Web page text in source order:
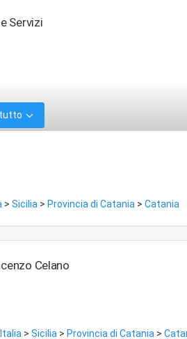
Servizi
> Sicilia > Provincia di Catania > Catania
Celano
Italia > Sicilia > Provincia di Catania >